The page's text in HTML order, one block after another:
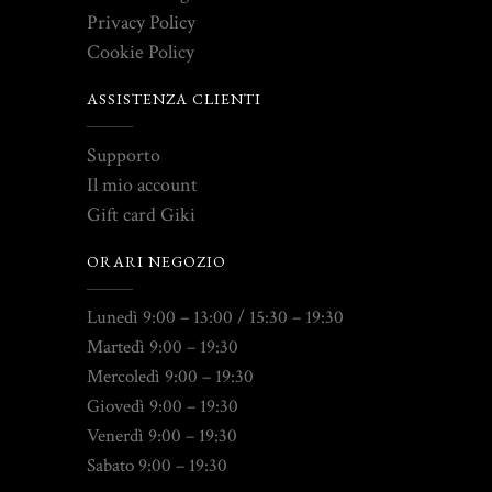
Privacy Policy
Cookie Policy
ASSISTENZA CLIENTI
Supporto
Il mio account
Gift card Giki
ORARI NEGOZIO
Lunedì 9:00 – 13:00 / 15:30 – 19:30
Martedì 9:00 – 19:30
Mercoledì 9:00 – 19:30
Giovedì 9:00 – 19:30
Venerdì 9:00 – 19:30
Sabato 9:00 – 19:30